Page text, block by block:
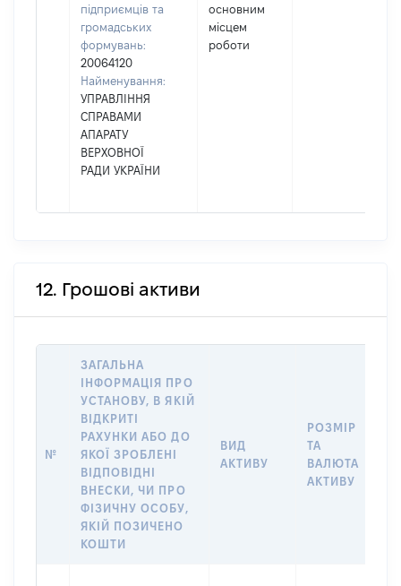
підприємців та
громадських
формувань:
20064120
Найменування:
УПРАВЛІННЯ
СПРАВАМИ
АПАРАТУ
ВЕРХОВНОЇ
РАДИ УКРАЇНИ
основним
місцем
роботи
12. Грошові активи
№
ЗАГАЛЬНА
ІНФОРМАЦІЯ ПРО
УСТАНОВУ, В ЯКІЙ
ВІДКРИТІ
РАХУНКИ АБО ДО
ЯКОЇ ЗРОБЛЕНІ
ВІДПОВІДНІ
ВНЕСКИ, ЧИ ПРО
ФІЗИЧНУ ОСОБУ,
ЯКІЙ ПОЗИЧЕНО
КОШТИ
ВИД
АКТИВУ
РОЗМІР
ТА
ВАЛЮТА
АКТИВУ